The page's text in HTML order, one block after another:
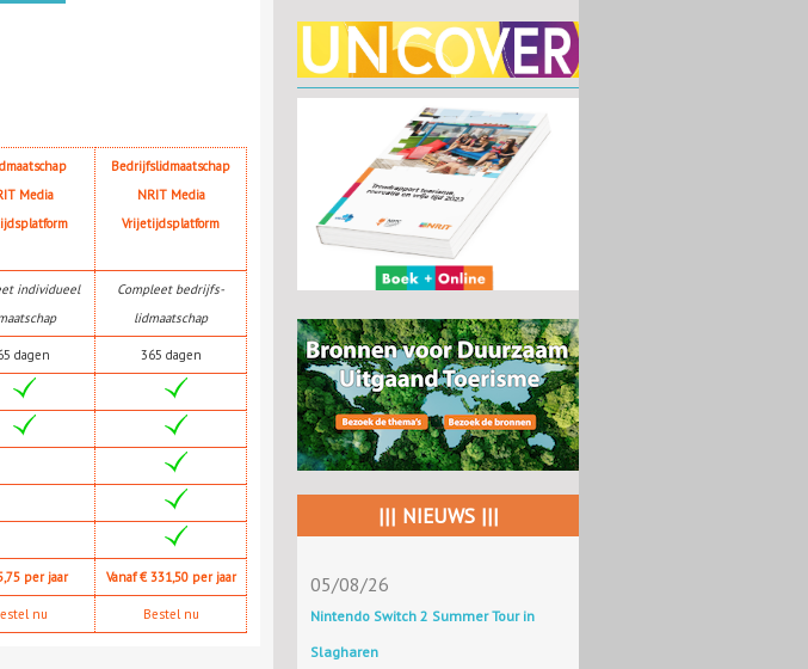
Media
Bedrijfslidmaatschap
NRIT Media
Vrijetijdsplatform
individueel
Compleet bedrijfs-
lidmaatschap
dagen 365 dagen
per jaar Vanaf € 331,50 per jaar
nu Bestel nu
||| NIEUWS |||
05/08/26
Nintendo Switch 2 Summer Tour in
Slagharen